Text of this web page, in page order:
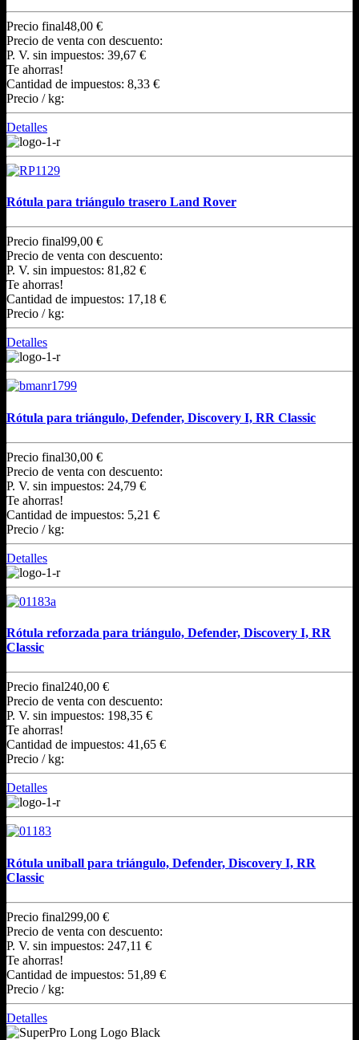
Precio final48,00 €
Precio de venta con descuento:
P. V. sin impuestos: 39,67 €
Te ahorras!
Cantidad de impuestos: 8,33 €
Precio / kg:
Detalles
Rótula para triángulo trasero Land Rover
Precio final99,00 €
Precio de venta con descuento:
P. V. sin impuestos: 81,82 €
Te ahorras!
Cantidad de impuestos: 17,18 €
Precio / kg:
Detalles
Rótula para triángulo, Defender, Discovery I, RR Classic
Precio final30,00 €
Precio de venta con descuento:
P. V. sin impuestos: 24,79 €
Te ahorras!
Cantidad de impuestos: 5,21 €
Precio / kg:
Detalles
Rótula reforzada para triángulo, Defender, Discovery I, RR
Classic
Precio final240,00 €
Precio de venta con descuento:
P. V. sin impuestos: 198,35 €
Te ahorras!
Cantidad de impuestos: 41,65 €
Precio / kg:
Detalles
Rótula uniball para triángulo, Defender, Discovery I, RR
Classic
Precio final299,00 €
Precio de venta con descuento:
P. V. sin impuestos: 247,11 €
Te ahorras!
Cantidad de impuestos: 51,89 €
Precio / kg:
Detalles